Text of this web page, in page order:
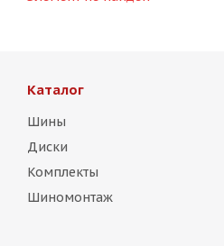
Каталог
Шины
Диски
Комплекты
Шиномонтаж